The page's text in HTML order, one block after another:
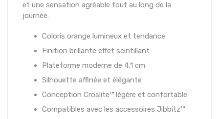
et une sensation agréable tout au long de la
journée.
Coloris orange lumineux et tendance
Finition brillante effet scintillant
Plateforme moderne de 4,1 cm
Silhouette affinée et élégante
Conception Croslite™ légère et confortable
Compatibles avec les accessoires Jibbitz™